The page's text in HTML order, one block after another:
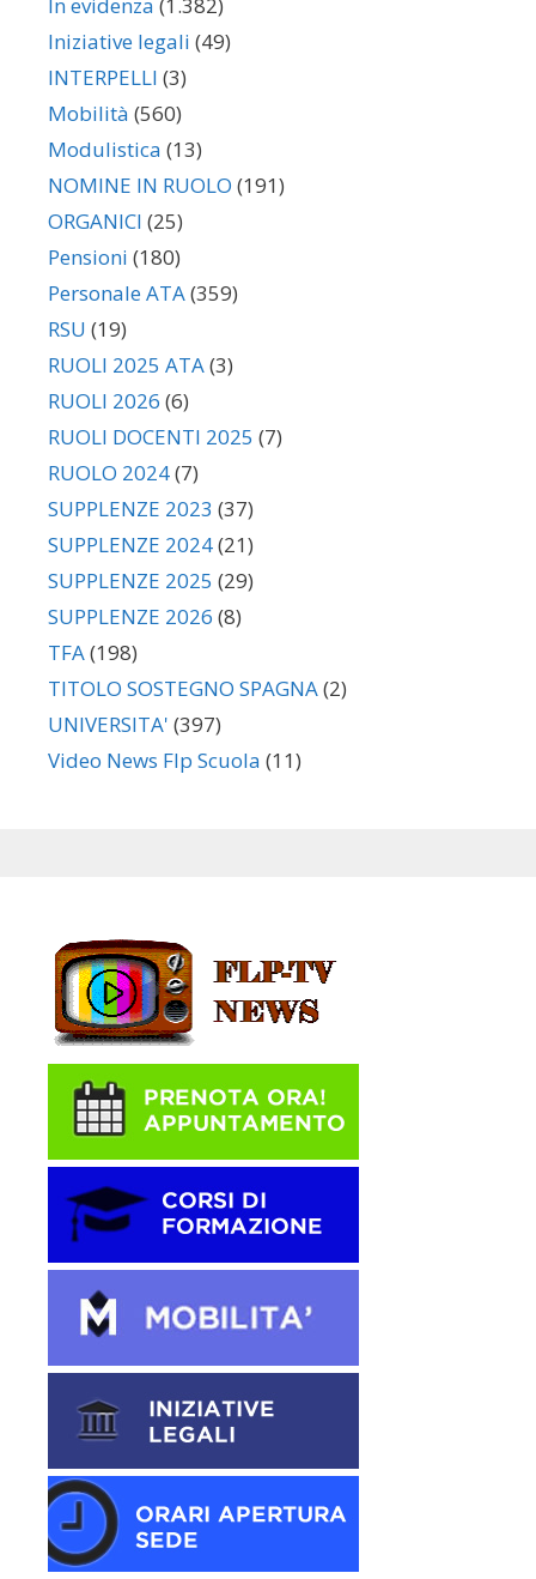
In evidenza (1.382)
Iniziative legali (49)
INTERPELLI (3)
Mobilità (560)
Modulistica (13)
NOMINE IN RUOLO (191)
ORGANICI (25)
Pensioni (180)
Personale ATA(359)
RSU (19)
RUOLI 2025 ATA(3)
RUOLI 2026 (6)
RUOLI DOCENTI 2025 (7)
RUOLO 2024(7)
SUPPLENZE 2023 (37)
SUPPLENZE 2024(21)
SUPPLENZE 2025 (29)
SUPPLENZE 2026 (8)
TFA(198)
TITOLO SOSTEGNO SPAGNA(2)
UNIVERSITA' (397)
Video News Flp Scuola (11)